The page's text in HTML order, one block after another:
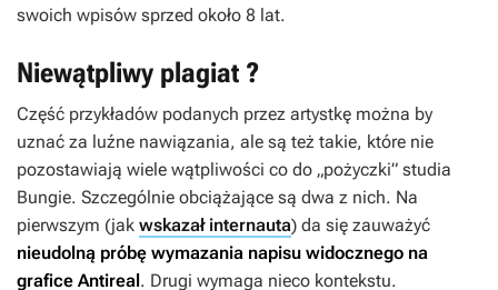
swoich wpisów sprzed około 8 lat.
Niewątpliwy plagiat ?
Część przykładów podanych przez artystkę można by
uznać za luźne nawiązania, ale są też takie, które nie
pozostawiają wiele wątpliwości co do „pożyczki” studia
Bungie. Szczególnie obciążające są dwa z nich. Na
pierwszym (jak wskazał internauta) da się zauważyć
nieudolną próbę wymazania napisu widocznego na
grafice Antireal. Drugi wymaga nieco kontekstu.